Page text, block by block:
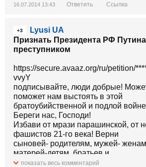
16.07.2014 13:43 Ответить Ссылка
+3
Lyusi UA
Признать Президента РФ
преступником
https://secure.avaaz.org/ru/petition/
vvyY
подписывайте, люди добрые!
поможет нам выстоять в этой
братоубийственной и подлой
Береги нас, Господи!
Избави от мрази парашинской, от
фашистов 21-го века! Верни
сыновей- родителям, мужей-
матерей-детям, братьев и
сестер родным и близким, друзьям
показать весь комментарий